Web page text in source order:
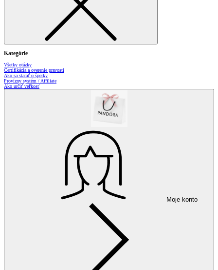
Kategórie
Všetky otázky
Certifikácia a overenie pravosti
Ako sa starať o šperky
Provízny systém / Affiliate
Ako určiť veľkosť
Moje konto